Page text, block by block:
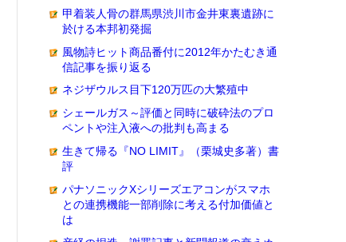
甲着装人骨の群馬県渋川市金井東裏遺跡に
於ける本邦初発掘
風物詩ヒット商品番付に2012年かたむき通
信記事を振り返る
ネジザウルス目下120万匹の大繁殖中
シェールガス～評価と同時に破砕法のプロ
ペントや注入液への批判も高まる
生きて帰る『NO LIMIT』（栗城史多著）書
評
パナソニックXシリーズエアコンがスマホ
との連携機能一部削除に考える付加価値と
は